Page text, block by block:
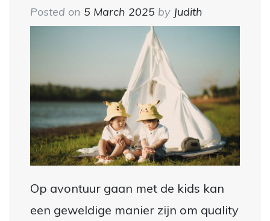
Posted on 5 March 2025 by Judith
Op avontuur gaan met de kids kan
een geweldige manier zijn om quality